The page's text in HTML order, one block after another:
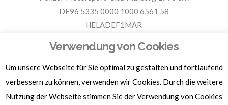
DE96 5335 0000 1000 6561 58
HELADEF1MAR
Für Spendenbescheinigungen, Sachspenden und weitere
Informationen, hier klicken.
Verwendung von Cookies
Um unsere Webseite für Sie optimal zu gestalten und fortlaufend
verbessern zu können, verwenden wir Cookies. Durch die weitere
Nutzung der Webseite stimmen Sie der Verwendung von Cookies